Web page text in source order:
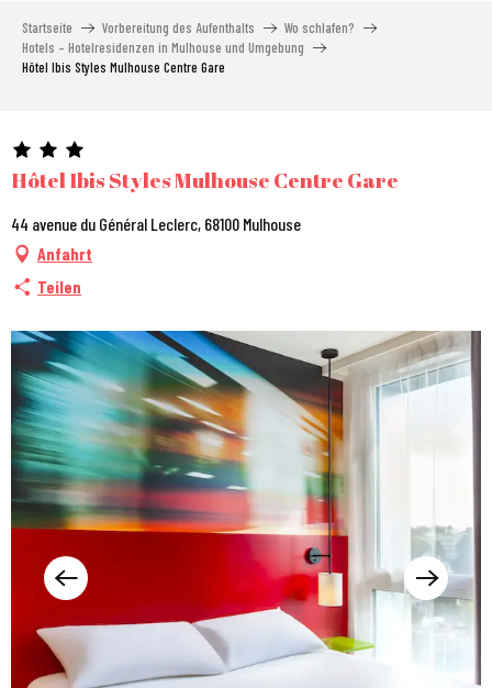
contenu
Startseite Vorbereitung des Aufenthalts
Wo schlafen?
Hotels – Hotelresidenzen in Mulhouse und Umgebung
Hôtel Ibis Styles Mulhouse Centre Gare
Hôtel Ibis Styles Mulhouse Centre Gare
44 avenue du Général Leclerc, 68100 Mulhouse
Anfahrt
Teilen